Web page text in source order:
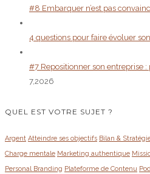
#8 Embarquer n’est pas
4 questions pour faire évoluer
#7 Repositionner son entreprise
7,2026
QUEL EST VOTRE SUJET ?
Argent Atteindre ses objectifs Bilan &
Charge mentale Marketing authentique
Personal Branding Plateforme de Contenu